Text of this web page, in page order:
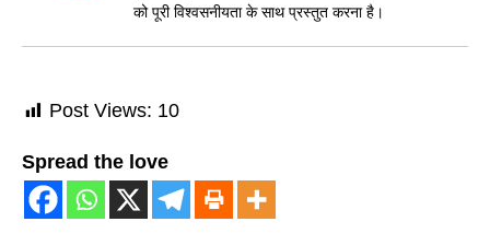
को पूरी विश्वसनीयता के साथ प्रस्तुत करना है।
Post Views: 10
Spread the love